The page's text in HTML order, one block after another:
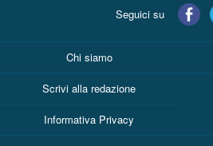
Seguici su
Chi siamo
Scrivi alla redazione
Informativa Privacy